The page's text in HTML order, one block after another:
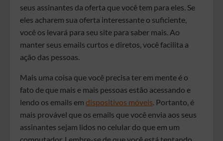
seus assinantes da oferta que você tem para eles. Se
eles acharem sua oferta interessante o suficiente,
você os levará para seu site para saber mais. Ao
manter seus emails curtos e diretos, você facilita a
ação das pessoas.
Mais uma coisa que você precisa ter em mente é o
fato de que mais e mais pessoas estão acessando e
lendo os emails em dispositivos móveis. Portanto, é
mais provável que os emails que você envia aos seus
assinantes sejam lidos no celular do que em um